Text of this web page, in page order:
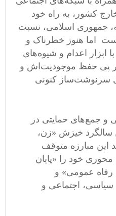
کشور، به راه خود
جمهوری اسلامی، نسبت
اما هنوز خطرناک و
اعدام و شیوه‌های
پی حفظ موجودیت‌اش و
سرنوشت‌ساز کنونی
و جمع‌های حمایتی در
سالگرد خیزش «زن،
این مبارزه متوقف
خود را «پایان
رفاه عمومی» و
اجتماعی و